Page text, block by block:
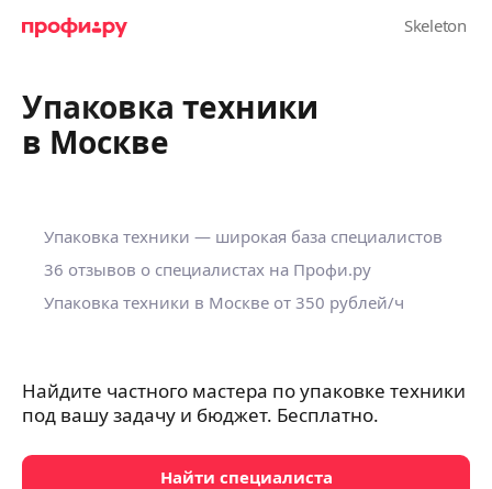
Упаковка техники
в Москве
Упаковка техники — широкая база специалистов
36 отзывов о специалистах на Профи.ру
Упаковка техники в Москве от 350 рублей/ч
Найдите частного мастера по упаковке техники
под вашу задачу и бюджет. Бесплатно.
Найти специалиста